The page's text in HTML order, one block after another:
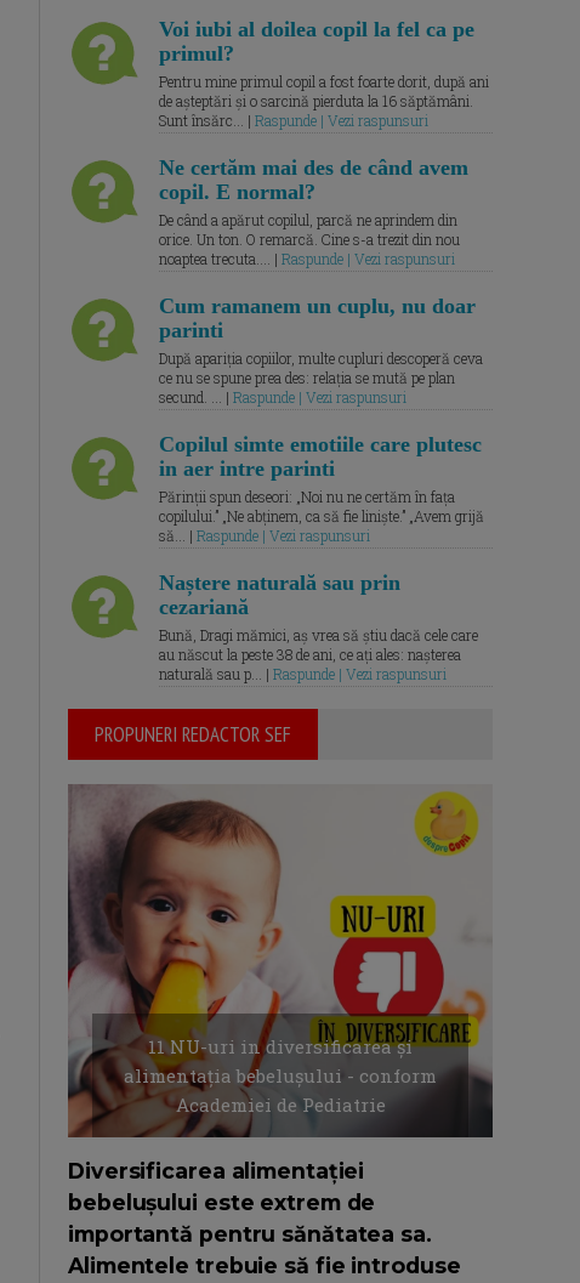
Voi iubi al doilea copil la fel ca pe
primul?
Pentru mine primul copil a fost foarte dorit, după ani
de așteptări și o sarcină pierduta la 16 săptămâni.
Sunt însărc... | Raspunde | Vezi raspunsuri
Ne certăm mai des de când avem
copil. E normal?
De când a apărut copilul, parcă ne aprindem din
orice. Un ton. O remarcă. Cine s-a trezit din nou
noaptea trecuta.... | Raspunde | Vezi raspunsuri
Cum ramanem un cuplu, nu doar
parinti
După apariția copiilor, multe cupluri descoperă ceva
ce nu se spune prea des: relația se mută pe plan
secund. ... | Raspunde | Vezi raspunsuri
Copilul simte emotiile care plutesc
in aer intre parinti
Părinții spun deseori: „Noi nu ne certăm în fața
copilului.” „Ne abținem, ca să fie liniște.” „Avem grijă
să... | Raspunde | Vezi raspunsuri
Naștere naturală sau prin
cezariană
Bună, Dragi mămici, aș vrea să știu dacă cele care
au născut la peste 38 de ani, ce ați ales: nașterea
naturală sau p... | Raspunde | Vezi raspunsuri
PROPUNERI REDACTOR SEF
11 NU-uri in diversificarea și
alimentația bebelușului - conform
Academiei de Pediatrie
Diversificarea alimentației
bebelușului este extrem de
importantă pentru sănătatea sa.
Alimentele trebuie să fie introduse